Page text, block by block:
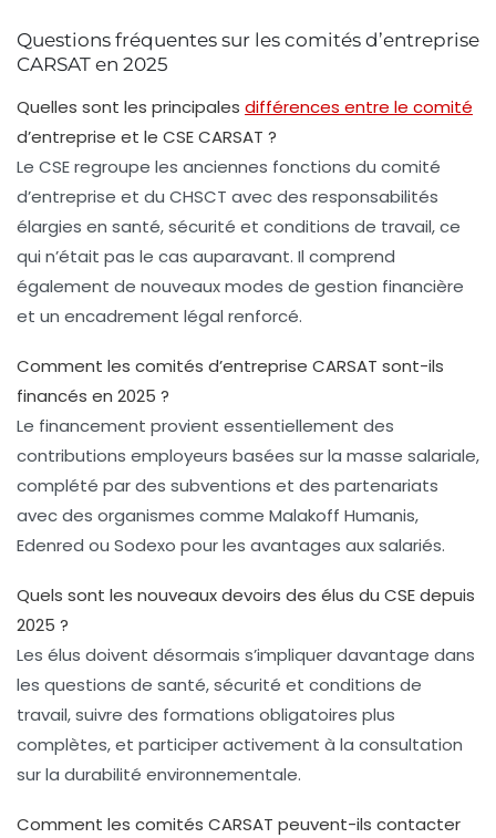
Questions fréquentes sur les comités d’entreprise
CARSAT en 2025
Quelles sont les principales différences entre le comité
d’entreprise et le CSE CARSAT ?
Le CSE regroupe les anciennes fonctions du comité
d’entreprise et du CHSCT avec des responsabilités
élargies en santé, sécurité et conditions de travail, ce
qui n’était pas le cas auparavant. Il comprend
également de nouveaux modes de gestion financière
et un encadrement légal renforcé.
Comment les comités d’entreprise CARSAT sont-ils
financés en 2025 ?
Le financement provient essentiellement des
contributions employeurs basées sur la masse salariale,
complété par des subventions et des partenariats
avec des organismes comme Malakoff Humanis,
Edenred ou Sodexo pour les avantages aux salariés.
Quels sont les nouveaux devoirs des élus du CSE depuis
2025 ?
Les élus doivent désormais s’impliquer davantage dans
les questions de santé, sécurité et conditions de
travail, suivre des formations obligatoires plus
complètes, et participer activement à la consultation
sur la durabilité environnementale.
Comment les comités CARSAT peuvent-ils contacter